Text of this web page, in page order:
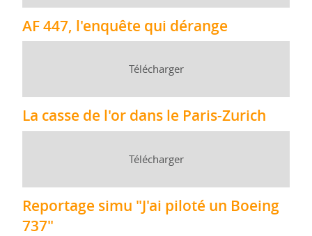
AF 447, l'enquête qui dérange
Télécharger
La casse de l'or dans le Paris-Zurich
Télécharger
Reportage simu "J'ai piloté un Boeing
737"